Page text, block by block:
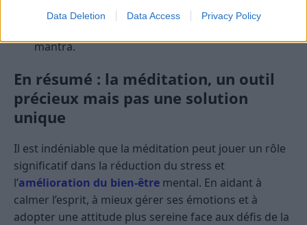
Data Deletion Data Access Privacy Policy
divague, l’important est de ramener doucement
mantra.
En résumé : la méditation, un outil
précieux mais pas une solution
unique
Il est indéniable que la méditation peut jouer un rôle
significatif dans la réduction du stress et
l’amélioration du bien-être mental. En aidant à
calmer l’esprit, à mieux gérer ses émotions et à
adopter une attitude plus sereine face aux défis de la